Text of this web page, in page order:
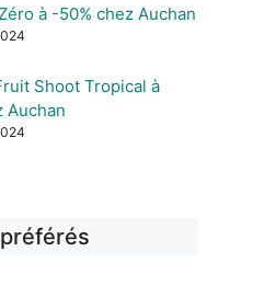
à -50% chez Auchan
Shoot Tropical à
Auchan